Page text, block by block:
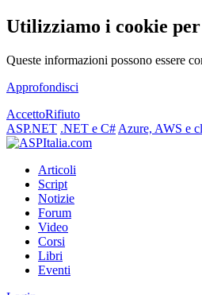
Utilizziamo i cookie
Queste informazioni possono essere
Approfondisci
AccettoRifiuto
ASP.NET .NET e C# Azure, AWS e
Articoli
Script
Notizie
Forum
Video
Corsi
Libri
Eventi